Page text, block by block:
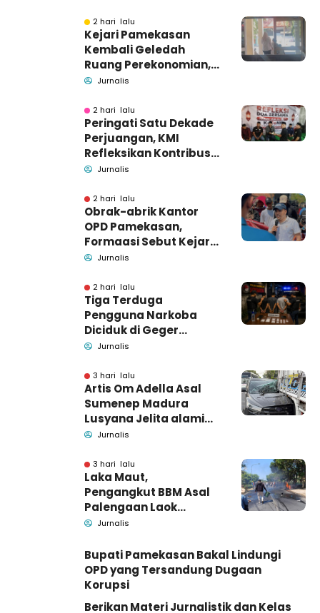
2 hari lalu
Kejari Pamekasan
Kembali Geledah
Ruang Perekonomian,
Pidsus: Tunggu Saja!
Jurnalis
2 hari lalu
Peringati Satu Dekade
Perjuangan, KMI
Refleksikan Kontribusi
untuk Masyarakat
Jurnalis
2 hari lalu
Obrak-abrik Kantor
OPD Pamekasan,
Formaasi Sebut Kejari
Pamekasan
Jurnalis
2 hari lalu
Tiga Terduga
Pengguna Narkoba
Diciduk di Geger
Bangkalan, Polisi Masih
Barang Bukti
Jurnalis
3 hari lalu
Artis Om Adella Asal
Sumenep Madura
Lusyana Jelita alami
kecelakaan di Wonogiri
Jurnalis
3 hari lalu
Laka Maut,
Pengangkut BBM Asal
Palengaan Laok
Pamekasan Meninggal
Jurnalis
Bupati Pamekasan Bakal Lindungi
OPD yang Tersandung Dugaan
Korupsi
Berikan Materi Jurnalistik dan Kelas